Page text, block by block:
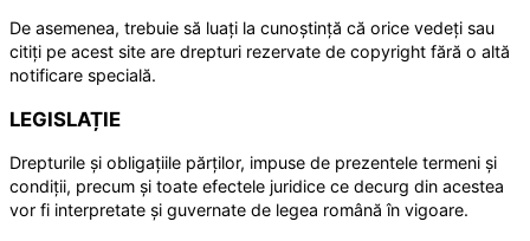
De asemenea, trebuie să luați la cunoștință că orice vedeți sau
citiți pe acest site are drepturi rezervate de copyright fără o altă
notificare specială.
LEGISLAȚIE
Drepturile și obligațiile părților, impuse de prezentele termeni și
condiții, precum și toate efectele juridice ce decurg din acestea
vor fi interpretate și guvernate de legea română în vigoare.